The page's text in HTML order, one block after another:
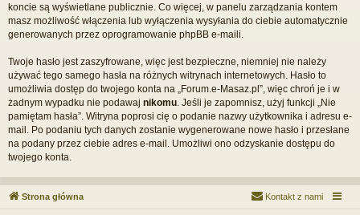
koncie są wyświetlane publicznie. Co więcej, w panelu zarządzania kontem
masz możliwość włączenia lub wyłączenia wysyłania do ciebie automatycznie
generowanych przez oprogramowanie phpBB e-maili.
Twoje hasło jest zaszyfrowane, więc jest bezpieczne, niemniej nie należy
używać tego samego hasła na różnych witrynach internetowych. Hasło to
umożliwia dostęp do twojego konta na „Forum.e-Masaz.pl”, więc chroń je i w
żadnym wypadku nie podawaj nikomu . Jeśli je zapomnisz, użyj funkcji „Nie
pamiętam hasła”. Witryna poprosi cię o podanie nazwy użytkownika i adresu e-
mail. Po podaniu tych danych zostanie wygenerowane nowe hasło i przesłane
na podany przez ciebie adres e-mail. Umożliwi ono odzyskanie dostępu do
twojego konta.
Strona główna Kontakt z nami